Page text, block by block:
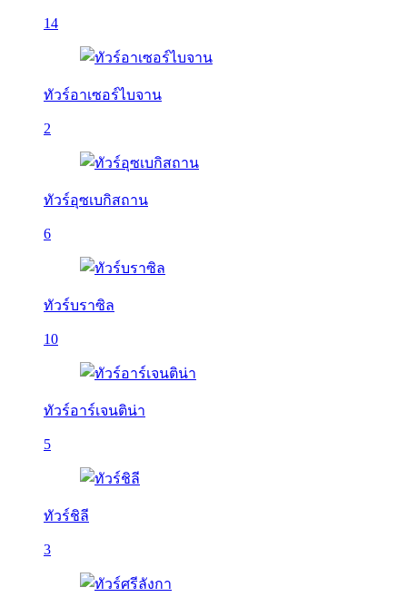
14
ทัวร์อาเซอร์ไบจาน
2
ทัวร์อุซเบกิสถาน
6
ทัวร์บราซิล
10
ทัวร์อาร์เจนติน่า
5
ทัวร์ชิลี
3